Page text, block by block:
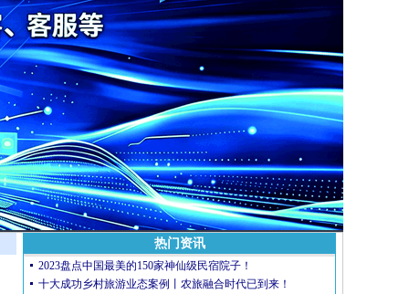
热门资讯
2023盘点中国最美的150家神仙级民宿院子！
十大成功乡村旅游业态案例丨农旅融合时代已到来！